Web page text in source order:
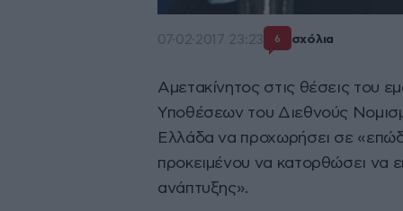
07·02·2017 23:23 6 σχόλια
Αμετακίνητος στις θέσεις του
Υποθέσεων του Διεθνούς
Ελλάδα να προχωρήσει σε
προκειμένου να κατορθώσει να
ανάπτυξης».